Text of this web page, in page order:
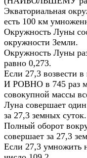
Экваториальная
есть 100 км
Окружность Луны
окружности Земли.
Окружность Луны
равно 0,273.
Если 27,3 возвести в
И РОВНО в 745 раз
совокупной массы
Луна совершает
за 27,3 земных суток.
Полный оборот
совершает за 27,3
Если 27,3 умножить